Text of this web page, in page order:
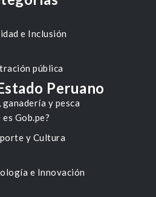
e Inclusión
pública
y pesca
y Cultura
e Innovación
Peruano
es Gob.pe?